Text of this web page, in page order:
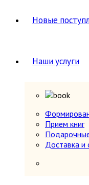
Новые
Наши услуги
Прием книг
Доставка и